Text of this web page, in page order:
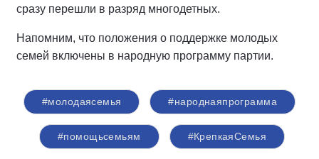
сразу перешли в разряд многодетных.
Напомним, что положения о поддержке молодых
семей включены в народную программу партии.
#молодаясемья #народнаяпрограмма
#помощьсемьям #КрепкаяСемья